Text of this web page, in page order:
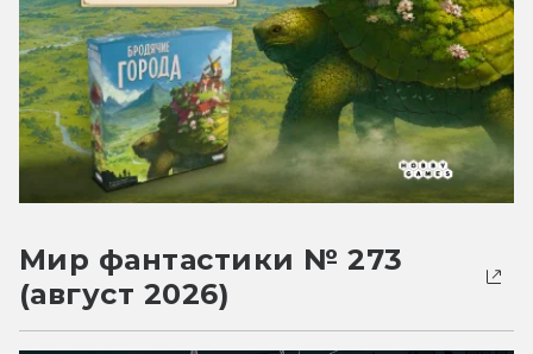
Мир фантастики № 273
(август 2026)